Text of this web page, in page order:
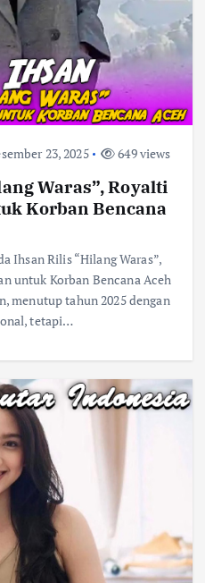
23, 2025 649 views
Waras”, Royalti
Korban Bencana
Ihsan Rilis “Hilang Waras”,
untuk Korban Bencana Aceh
menutup tahun 2025 dengan
tetapi…